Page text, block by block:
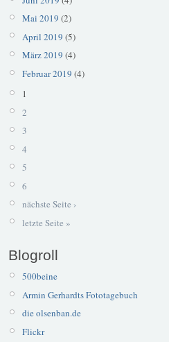
Mai 2019 (2)
April 2019 (5)
März 2019 (4)
Februar 2019 (4)
1
2
3
4
5
6
nächste Seite ›
letzte Seite »
Blogroll
500beine
Armin Gerhardts Fototagebuch
die olsenban.de
Flickr